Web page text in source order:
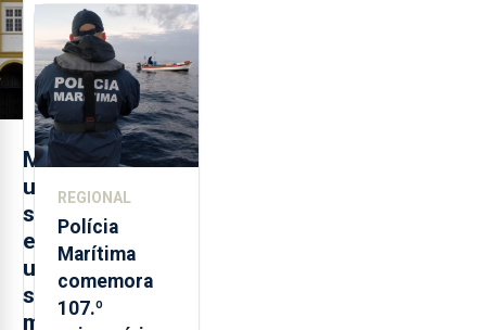
M
u
s
e
u
s
m
sobre
evolução
turística
REGIONAL
Polícia
Marítima
comemora
107.º